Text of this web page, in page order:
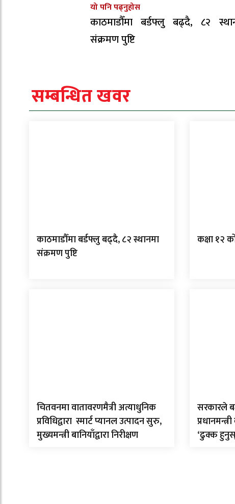
यो पनि पढ्नुहोस
काठमाडौँमा बर्डफ्लु बढ्दै, ८२
संक्रमण पुष्टि
सम्बन्धित खवर
काठमाडौँमा बर्डफ्लु बढ्दै, ८२ स्थानमा
संक्रमण पुष्टि
कक्षा १२
चितवनमा वातावरणमैत्री अत्याधुनिक
प्रविधिद्वारा स्मार्ट प्यानल उत्पादन सुरु,
मुख्यमन्त्री बानियाँद्वारा निरीक्षण
सरकारले
‘ढुक्क